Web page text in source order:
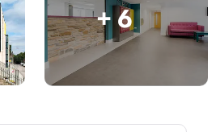
Català
Deutsch
+ 6